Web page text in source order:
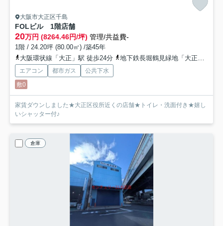
大阪市大正区千島
FOLビル 1階店舗
20万円 (8264.46円/坪) 管理/共益費-
1階 / 24.20坪 (80.00㎡) /築45年
大阪環状線「大正」駅 徒歩24分
地下鉄長堀鶴見緑地「大正」駅 徒歩24分
エアコン 都市ガス
公共下水
敷0
家賃ダウンしました★大正区役所近くの店舗★トイレ・洗面付き★嬉し
いシャッター付♪
倉庫